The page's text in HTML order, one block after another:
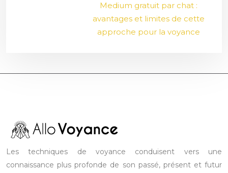
Medium gratuit par chat :
avantages et limites de cette
approche pour la voyance
Les techniques de voyance conduisent vers une
connaissance plus profonde de son passé, présent et futur